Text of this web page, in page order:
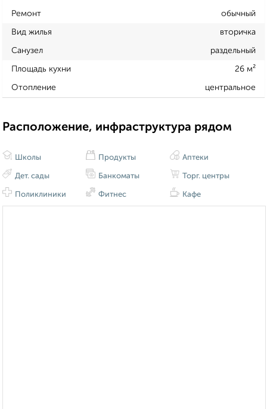
Ремонт обычный
Вид жилья вторичка
Санузел раздельный
Площадь кухни 26 м²
Отопление центральное
Расположение, инфраструктура рядом
Школы
Дет. сады
Поликлиники
Продукты
Банкоматы
Фитнес
Аптеки
Торг. центры
Кафе